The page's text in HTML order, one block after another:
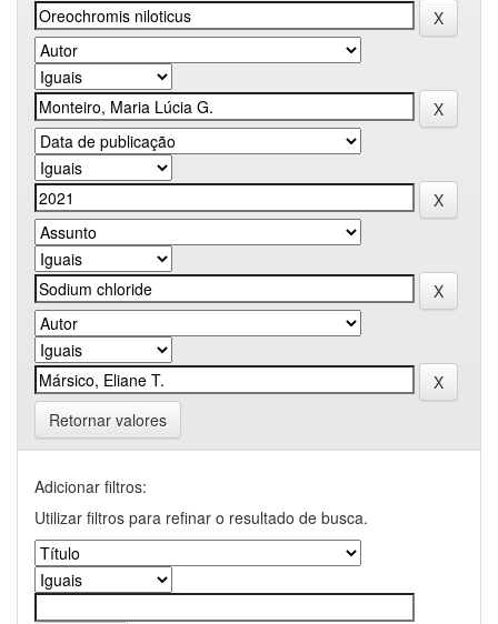
Retornar valores
Adicionar filtros:
Utilizar filtros para refinar o resultado de busca.